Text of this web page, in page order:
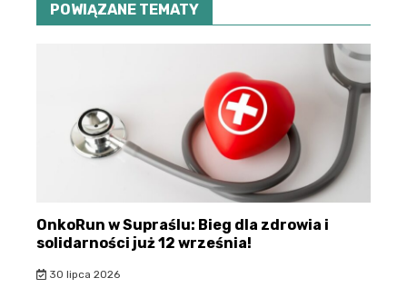
POWIĄZANE TEMATY
OnkoRun w Supraślu: Bieg dla zdrowia i
solidarności już 12 września!
30 lipca 2026